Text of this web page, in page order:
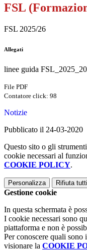
FSL
FSL 2025/26
Allegati
linee guida
File PDF
Contatore click: 98
Notizie
Pubblicato il 24-03-2020
Questo sito o gli
cookie necessari al
COOKIE POLICY.
Personalizza Rifiuta tutti
Gestione cookie
In questa schermata è
I cookie necessari sono
piattaforma e non è
Per conoscere quali sono
visionare la COOKIE